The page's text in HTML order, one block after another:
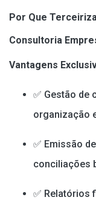
Por Que
Consultoria
Vantagens
✅ Gestão de
organização
✅ Emissão
conciliações
✅ Relatórios